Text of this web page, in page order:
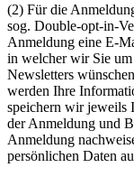
(2) Für die
sog. Double-opt-in-
Anmeldung eine E-
in welcher wir Sie um
Newsletters
werden Ihre
speichern wir jeweils
der Anmeldung und
Anmeldung
persönlichen Daten